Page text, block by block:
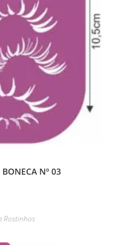
Nº 03
Rostinhos